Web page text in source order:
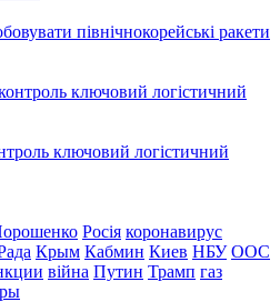
північнокорейські ракети
ключовий логістичний
Росія коронавирус
Крым Кабмин Киев НБУ ООС
війна Путин Трамп газ